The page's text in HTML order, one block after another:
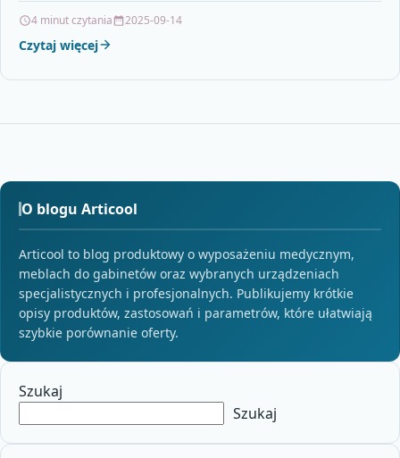
4 minut czytania 2025-09-14
Czytaj więcej
O blogu Articool
Articool to blog produktowy o wyposażeniu medycznym,
meblach do gabinetów oraz wybranych urządzeniach
specjalistycznych i profesjonalnych. Publikujemy krótkie
opisy produktów, zastosowań i parametrów, które ułatwiają
szybkie porównanie oferty.
Szukaj
Szukaj